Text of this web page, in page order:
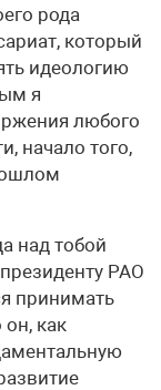
рода
который
идеологию
я
любого
начало того,
над тобой
РАО
принимать
как